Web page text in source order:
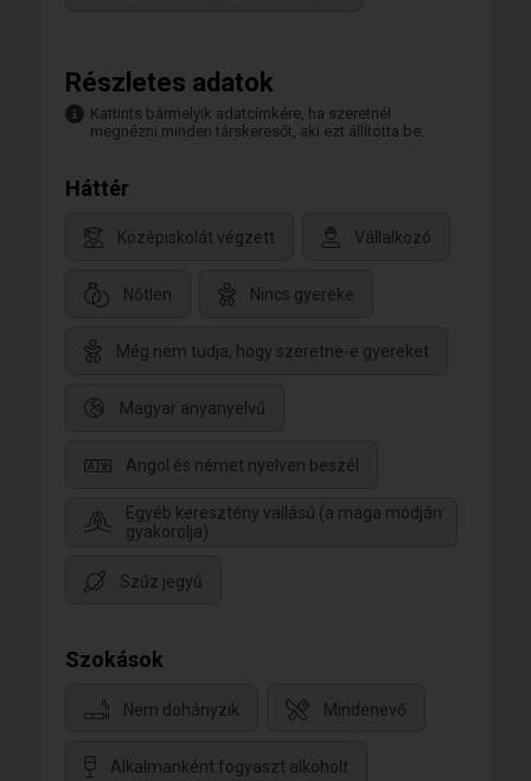
Részletes adatok
Kattints bármelyik adatcímkére, ha szeretnél
megnézni minden társkeresőt, aki ezt állította be.
Háttér
Középiskolát végzett Vállalkozó
Nőtlen Nincs gyereke
Még nem tudja, hogy szeretne-e gyereket
Magyar anyanyelvű
Angol és német nyelven beszél
Egyéb keresztény vallású (a maga módján
gyakorolja)
Szűz jegyű
Szokások
Nem dohányzik Mindenevő
Alkalmanként fogyaszt alkoholt